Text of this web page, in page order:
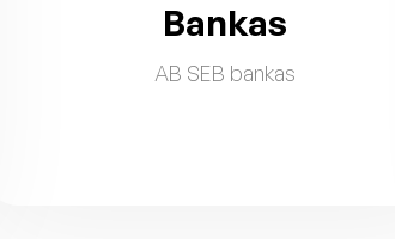
Bankas
AB SEB bankas